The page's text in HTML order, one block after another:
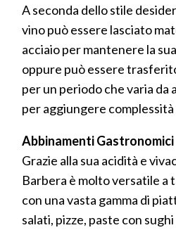
A seconda dello stile
vino può essere lasciato
acciaio per mantenere la
oppure può essere
per un periodo che varia da
per aggiungere
Abbinamenti Gastronomici
Grazie alla sua acidità e
Barbera è molto versatile a
con una vasta gamma di
salati, pizze, paste con